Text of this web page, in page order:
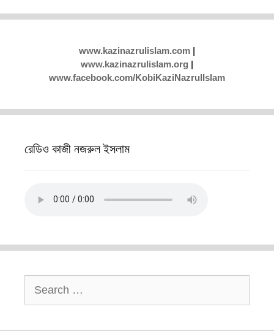
www.kazinazrulislam.com |
www.kazinazrulislam.org |
www.facebook.com/KobiKaziNazrulIslam
রেডিও কাজী নজরুল ইসলাম
for: